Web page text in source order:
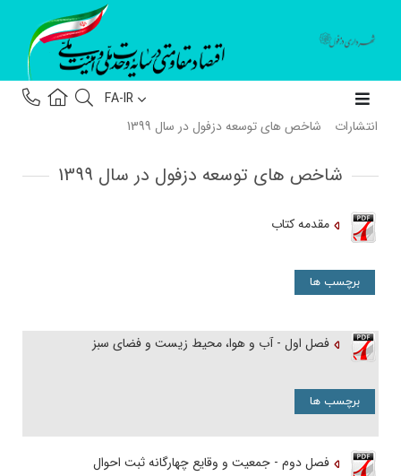
FA-IR
انتشارات
شاخص های توسعه دزفول در سال 1399
شاخص های توسعه دزفول در سال 1399
مقدمه کتاب
برچسب ها
فصل اول - آب و هوا، محیط زیست و فضای سبز
برچسب ها
فصل دوم - جمعیت و وقایع چهارگانه ثبت احوال